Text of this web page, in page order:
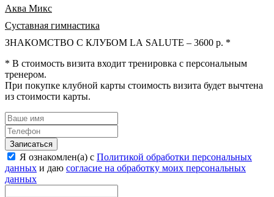
Аква Микс
Суставная гимнастика
ЗНАКОМСТВО С КЛУБОМ LA SALUTE – 3600 р. *
* В стоимость визита входит тренировка с персональным
тренером.
При покупке клубной карты стоимость визита будет вычтена
из стоимости карты.
Записаться
Я ознакомлен(а) с Политикой обработки персональных
данных и даю согласие на обработку моих персональных
данных